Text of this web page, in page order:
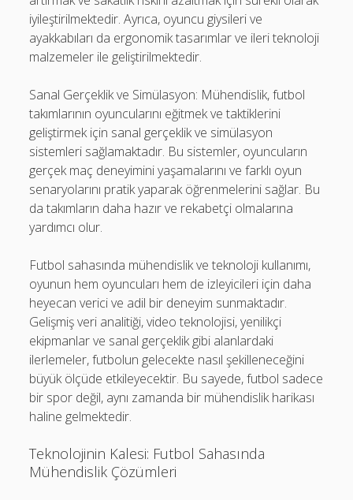
iyileştirilmektedir. Ayrıca, oyuncu giysileri ve
ayakkabıları da ergonomik tasarımlar ve ileri teknoloji
malzemeler ile geliştirilmektedir.
Sanal Gerçeklik ve Simülasyon: Mühendislik, futbol
takımlarının oyuncularını eğitmek ve taktiklerini
geliştirmek için sanal gerçeklik ve simülasyon
sistemleri sağlamaktadır. Bu sistemler, oyuncuların
gerçek maç deneyimini yaşamalarını ve farklı oyun
senaryolarını pratik yaparak öğrenmelerini sağlar. Bu
da takımların daha hazır ve rekabetçi olmalarına
yardımcı olur.
Futbol sahasında mühendislik ve teknoloji kullanımı,
oyunun hem oyuncuları hem de izleyicileri için daha
heyecan verici ve adil bir deneyim sunmaktadır.
Gelişmiş veri analitiği, video teknolojisi, yenilikçi
ekipmanlar ve sanal gerçeklik gibi alanlardaki
ilerlemeler, futbolun gelecekte nasıl şekilleneceğini
büyük ölçüde etkileyecektir. Bu sayede, futbol sadece
bir spor değil, aynı zamanda bir mühendislik harikası
haline gelmektedir.
Teknolojinin Kalesi: Futbol Sahasında
Mühendislik Çözümleri